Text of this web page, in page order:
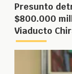
Presunto
$800.000
Viaducto